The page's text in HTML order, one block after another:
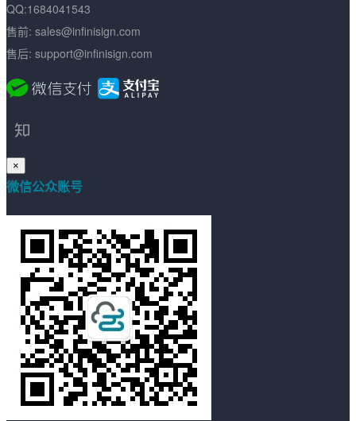
QQ:1684041543
售前: sales@infinisign.com
售后: support@infinisign.com
×
微信公众账号